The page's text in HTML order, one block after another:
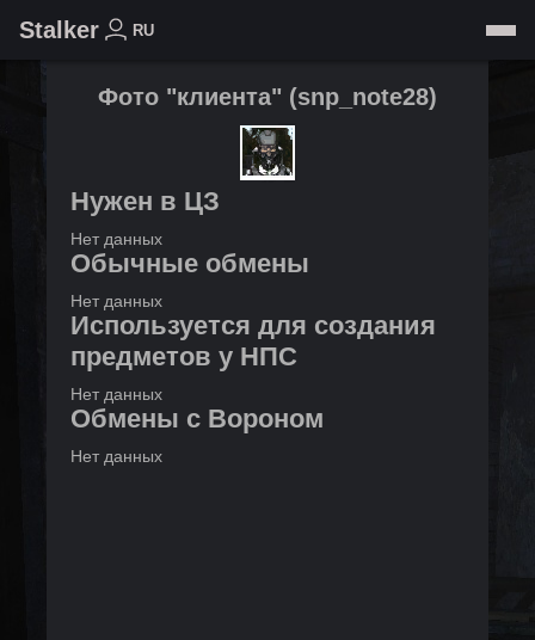
Stalker RU
Фото "клиента" (snp_note28)
Нужен в ЦЗ
Нет данных
Обычные обмены
Нет данных
Используется для создания
предметов у НПС
Нет данных
Обмены с Вороном
Нет данных